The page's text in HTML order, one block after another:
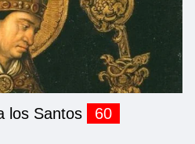
los Santos 60